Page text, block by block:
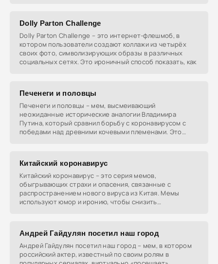
Dolly Parton Challenge
Dolly Parton Challenge – это интернет-флешмоб, в
котором пользователи создают коллажи из четырёх
своих фото, символизирующих образы в различных
социальных сетях. Это ироничный способ показать, как
Печенеги и половцы
Печенеги и половцы – мем, высмеивающий
неожиданные исторические аналогии Владимира
Путина, который сравнил борьбу с коронавирусом с
победами над древними кочевыми племенами. Это
Китайский коронавирус
Китайский коронавирус – это серия мемов,
обыгрывающих страхи и опасения, связанные с
распространением нового вируса из Китая. Мемы
используют юмор и иронию, чтобы снизить
Андрей Гайдулян посетил наш город
Андрей Гайдулян посетил наш город – мем, в котором
российский актер, известный по своим ролям в